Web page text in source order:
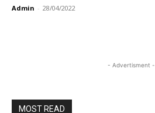
Admin - 28/04/2022
- Advertisment -
MOST READ